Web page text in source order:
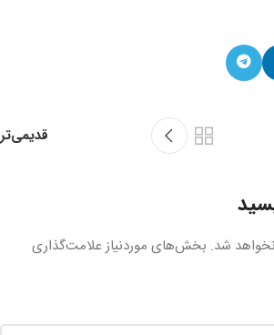
قدیمی‌تر
شد. بخش‌های موردنیاز علامت‌گذاری